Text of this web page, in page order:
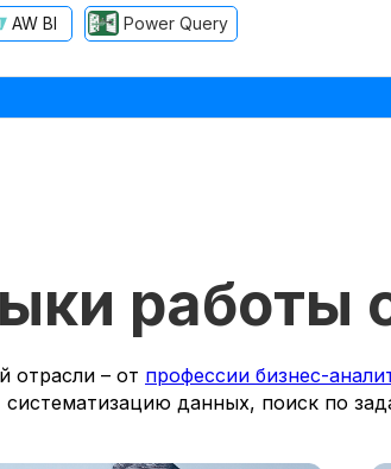
Power Query
AW BI
работы
отрасли – от профессии бизнес-
данных, поиск по